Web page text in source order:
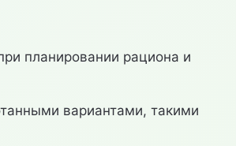
планировании рациона и
вариантами, такими